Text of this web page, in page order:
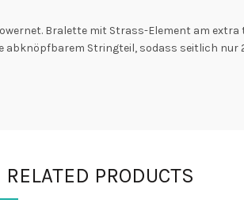
Bralette mit Strass-Element am extra
Stringteil, sodass seitlich nur
RELATED PRODUCTS